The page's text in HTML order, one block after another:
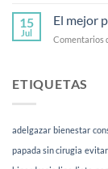
15
Jul
El mejor
Comentarios
ETIQUETAS
adelgazar bienestar
papada sin cirugia evitar